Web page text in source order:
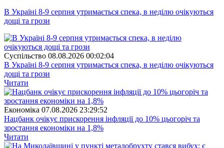
В Україні 8-9 серпня утримається спека, в неділю очікуються
дощі та грози
Суспiльство 08.08.2026 00:02:04
В Україні 8-9 серпня утримається спека, в неділю очікуються
дощі та грози
Читати
Економіка 07.08.2026 23:29:52
Нацбанк очікує прискорення інфляції до 10% цьогоріч та
зростання економіки на 1,8%
Читати